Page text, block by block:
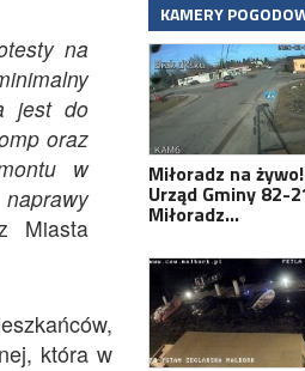
na
jest do
oraz
w
Miasta
która w
KAMERY
Miłoradz na
Urząd Gminy 82-
Miłoradz…